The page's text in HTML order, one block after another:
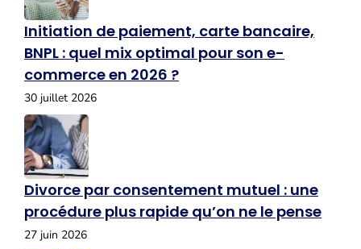
Initiation de paiement, carte bancaire,
BNPL : quel mix optimal pour son e-
commerce en 2026 ?
30 juillet 2026
Divorce par consentement mutuel : une
procédure plus rapide qu’on ne le pense
27 juin 2026